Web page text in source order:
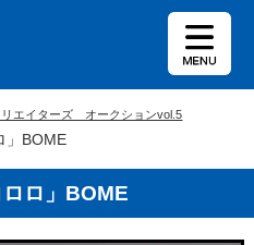
リエイターズ オークションvol.5
」BOME
ロ」BOME